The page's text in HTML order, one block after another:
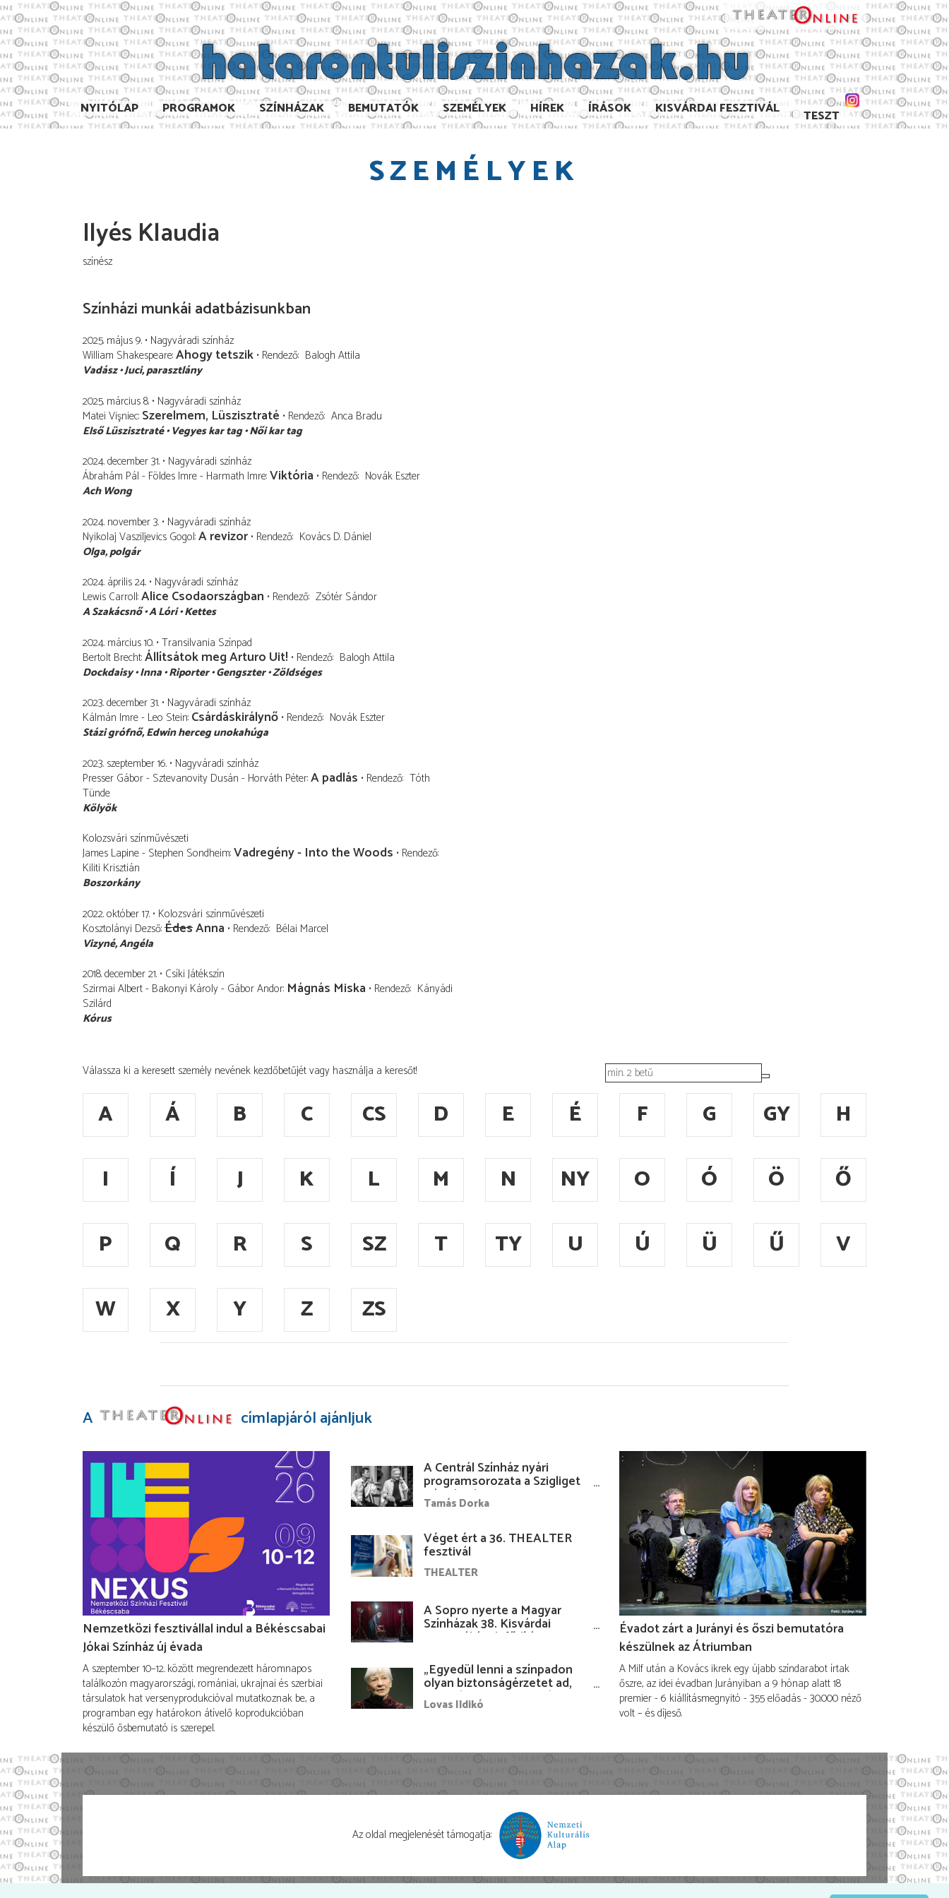
NYITÓLAP PROGRAMOK SZÍNHÁZAK BEMUTATÓK SZEMÉLYEK HÍREK ÍRÁSOK KISVÁRDAI FESZTIVÁL TESZT
SZEMÉLYEK
Ilyés Klaudia
színész
Színházi munkái adatbázisunkban
2025. május 9. Nagyváradi színház
William Shakespeare Ahogy tetszik Rendező Balogh Attila
Vadász Juci parasztlány
2025. március 8. Nagyváradi színház
Matei Vişniec Szerelmem, Lüszisztraté Rendező Anca Bradu
Első Lüszisztraté Vegyes kar tag Női kar tag
2024. december 31. Nagyváradi színház
Ábrahám Pál - Földes Imre - Harmath Imre Viktória Rendező Novák Eszter
Ach Wong
2024. november 3. Nagyváradi színház
Nyikolaj Vasziljevics Gogol A revizor Rendező Kovács D. Dániel
Olga polgár
2024. április 24. Nagyváradi színház
Lewis Carroll Alice Csodaországban Rendező Zsótér Sándor
A Szakácsnő A Lóri Kettes
2024. március 10. Transilvania Színpad
Bertolt Brecht Állítsátok meg Arturo Uit! Rendező Balogh Attila
Dockdaisy Inna Riporter Gengszter Zöldséges
2023. december 31. Nagyváradi színház
Kálmán Imre - Leo Stein Csárdáskirálynő Rendező Novák Eszter
Stázi grófnő Edwin herceg unokahúga
2023. szeptember 16. Nagyváradi színház
Presser Gábor - Sztevanovity Dusán - Horváth Péter A padlás Rendező Tóth
Tünde
Kölyök
Kolozsvári színművészeti
James Lapine - Stephen Sondheim Vadregény - Into the Woods Rendező
Kiliti Krisztián
Boszorkány
2022. október 17. Kolozsvári színművészeti
Kosztolányi Dezső ÉdesAnna Rendező Bélai Marcel
Vizyné, Angéla
2018. december 21. Csíki Játékszín
Szirmai Albert - Bakonyi Károly - Gábor Andor Mágnás Miska Rendező Kányádi
Szilárd
Kórus
Válassza ki a keresett személy nevének kezdőbetűjét vagy használja a keresőt!
A Á B C CS D E É F G GY
H
I
Í J K L M N NY O Ó Ö
Ő
P
Q R S SZ T TY U Ú Ü Ű
V
W
X Y Z ZS
A címlapjáról ajánljuk
Nemzetközi fesztivállal indul a Békéscsabai
Jókai Színház új évada
A szeptember 10–12. között megrendezett háromnapos
találkozón magyarországi, romániai, ukrajnai és szerbiai
társulatok hat versenyprodukcióval mutatkoznak be, a
programban egy határokon átívelő koprodukcióban
készülő ősbemutató is szerepel.
A Centrál Színház nyári
programsorozata a Szigliget
Várudvarban
Tamás Dorka
Véget ért a 36. THEALTER
fesztivál
THEALTER
A Sopro nyerte a Magyar
Színházak 38. Kisvárdai
Fesztiváljának fődíját
„Egyedül lenni a színpadon
olyan biztonságérzetet ad,
hogy lám, mindenki más
nélkül is megvagyok
Lovas Ildikó
Évadot zárt a Jurányi és őszi bemutatóra
készülnek az Átriumban
A Milf után a Kovács ikrek egy újabb színdarabot írtak
őszre, az idei évadban Jurányiban a 9 hónap alatt 18
premier - 6 kiállításmegnyitó - 355 előadás - 30.000 néző
volt – és díjeső.
Az oldal megjelenését támogatja: